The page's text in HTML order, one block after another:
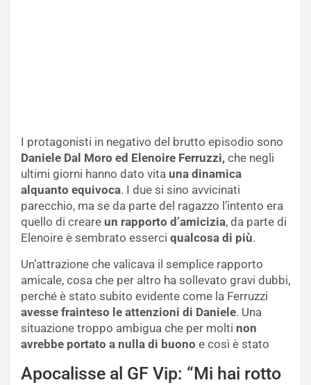
I protagonisti in negativo del brutto episodio sono
Daniele Dal Moro ed Elenoire Ferruzzi, che negli
ultimi giorni hanno dato vita una dinamica
alquanto equivoca. I due si sino avvicinati
parecchio, ma se da parte del ragazzo l’intento era
quello di creare un rapporto d’amicizia, da parte di
Elenoire è sembrato esserci qualcosa di più.
Un’attrazione che valicava il semplice rapporto
amicale, cosa che per altro ha sollevato gravi dubbi,
perché è stato subito evidente come la Ferruzzi
avesse frainteso le attenzioni di Daniele. Una
situazione troppo ambigua che per molti non
avrebbe portato a nulla di buono e così è stato
Apocalisse al GF Vip: “Mi hai rotto